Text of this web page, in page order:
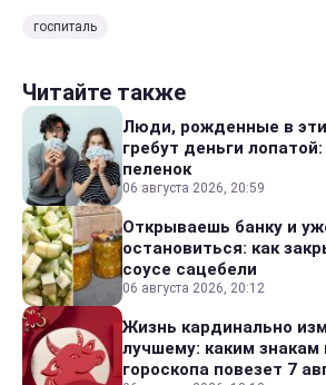
госпиталь
Читайте также
Люди, рожденные в
гребут деньги
пеленок
06 августа 2026, 20:59
Открываешь банку и
остановиться: как
соусе сацебели
06 августа 2026, 20:12
Жизнь кардинально
лучшему: каким знакам
гороскопа повезет 7